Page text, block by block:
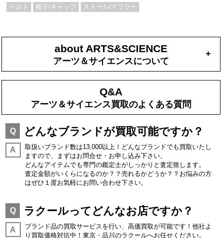
ベルト 帽子/キャップ ストール/マフラー
about ARTS&SCIENCE
アーツ＆サイエンスについて
+
Q&A
アーツ＆サイエンス買取のよくある質問
Q どんなブランドが買取可能ですか？
A
取扱いブランド数は13,000以上！どんなブランドでも買取いたし
ますので、まずはお問合せ・お申し込み下さい。
どんなアイテムでも専門の鑑定士がしっかりと査定致します。
査定金額がいくらになるのか？？売れるかどうか？？お悩みの方
はぜひ１度お気軽にお問い合わせ下さい。
Q ラクールってどんなお店ですか？
A
ブランド品の買取サービスを行い、高価買取が可能です！他社よ
り買取価格対抗中！東京・品川のラクールへお任せください。